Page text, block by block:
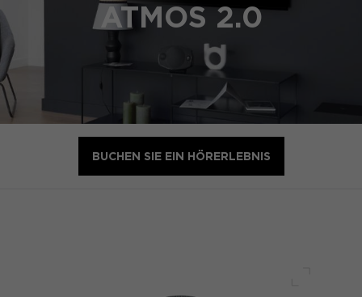
ATMOS 2.0
BUCHEN SIE EIN HÖRERLEBNIS